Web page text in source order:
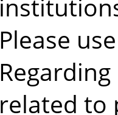
Please
related to